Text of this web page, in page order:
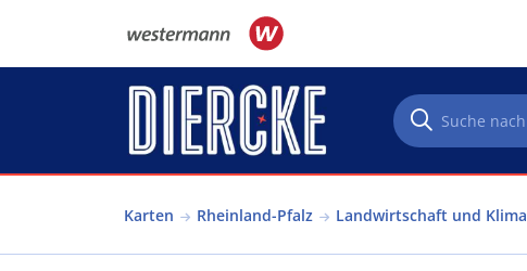
Karten Rheinland-Pfalz Landwirtschaft und Klima